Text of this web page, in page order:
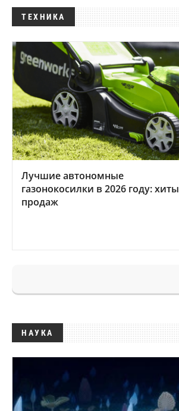
ТЕХНИКА
Лучшие автономные
газонокосилки в 2026 году: хиты
продаж
НАУКА